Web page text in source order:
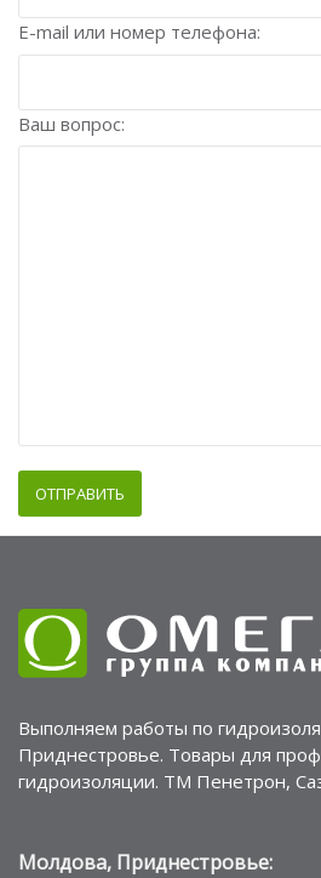
E-mail или номер телефона:
Ваш вопрос:
Выполняем работы по
Приднестровье. Товары для
гидроизоляции. ТМ Пенетрон,
Молдова, Приднестровье: